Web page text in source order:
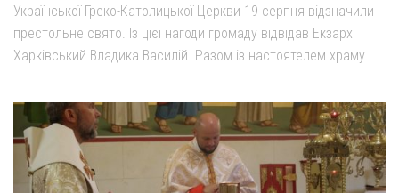
Української Греко-Католицької Церкви 19 серпня відзначили
престольне свято. Із цієї нагоди громаду відвідав Екзарх
Харківський Владика Василій. Разом із настоятелем храму...